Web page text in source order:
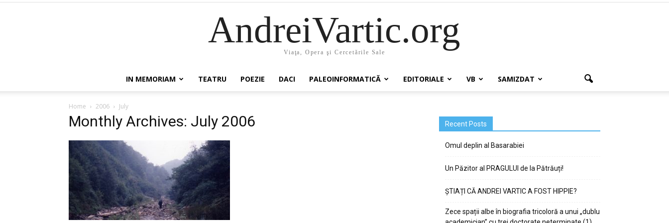
AndreiVartic.org
Viaţa, Opera şi Cercetările Sale
IN MEMORIAM TEATRU POEZIE DACI PALEOINFORMATICĂ EDITORIALE VB SAMIZDAT
Home 2006 July
Monthly Archives: July 2006 Recent Posts
Omul deplin al Basarabiei
Un Păzitor al PRAGULUI de la Pătrăuți!
ȘTIAȚI CĂ ANDREI VARTIC A FOST HIPPIE?
Zece spații albe în biografia tricoloră a unui „dublu